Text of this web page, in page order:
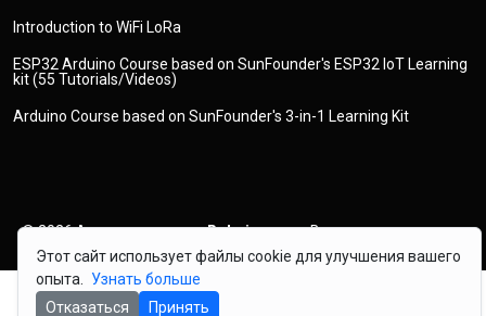
Этот сайт использует файлы cookie для улучшения вашего
опыта.
Узнать больше
Отказаться
Принять
Introduction to WiFi LoRa
ESP32 Arduino Course based on SunFounder's ESP32 IoT Learning
kit (55 Tutorials/Videos)
Arduino Course based on SunFounder's 3-in-1 Learning Kit
© 2026Авторское право Robojax.com Все права защищены